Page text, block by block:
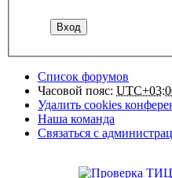
Список форумов
Часовой пояс:
Удалить cookies
Наша команда
Связаться с